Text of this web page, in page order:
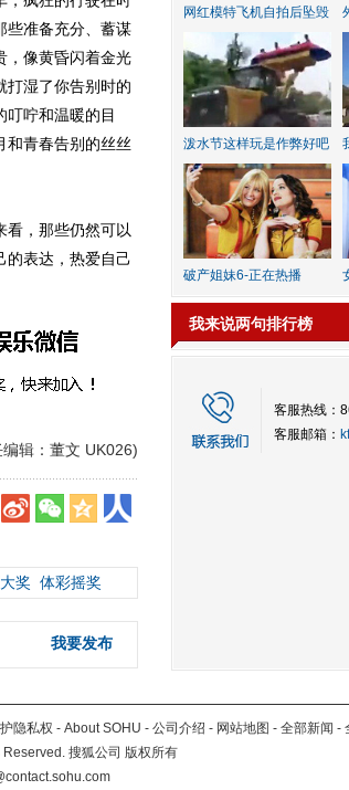
些准备充分、蓄谋
，像黄昏闪着金光
打湿了你告别时的
咛和温暖的目
和青春告别的丝丝
，那些仍然可以
的表达，热爱自己
编辑：董文 UK026)
奖 体彩摇奖
我要发布
网红模特飞机自拍后坠毁
泼水节这样玩是作弊好吧
破产姐妹6-正在热播
我来说两句排行榜
客服热线：
客服邮箱：
隐私权 - About SOHU - 公司介绍 - 网站地图 - 全部新闻 -
搜狐公司 版权所有